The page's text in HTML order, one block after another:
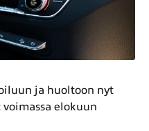
ja huoltoon nyt
elokuun